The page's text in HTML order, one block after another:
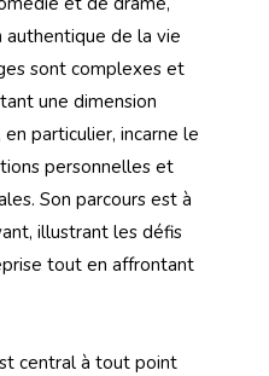
de la vie
sont complexes et
une dimension
en particulier, incarne le
personnelles et
Son parcours est à
illustrant les défis
tout en affrontant
central à tout point